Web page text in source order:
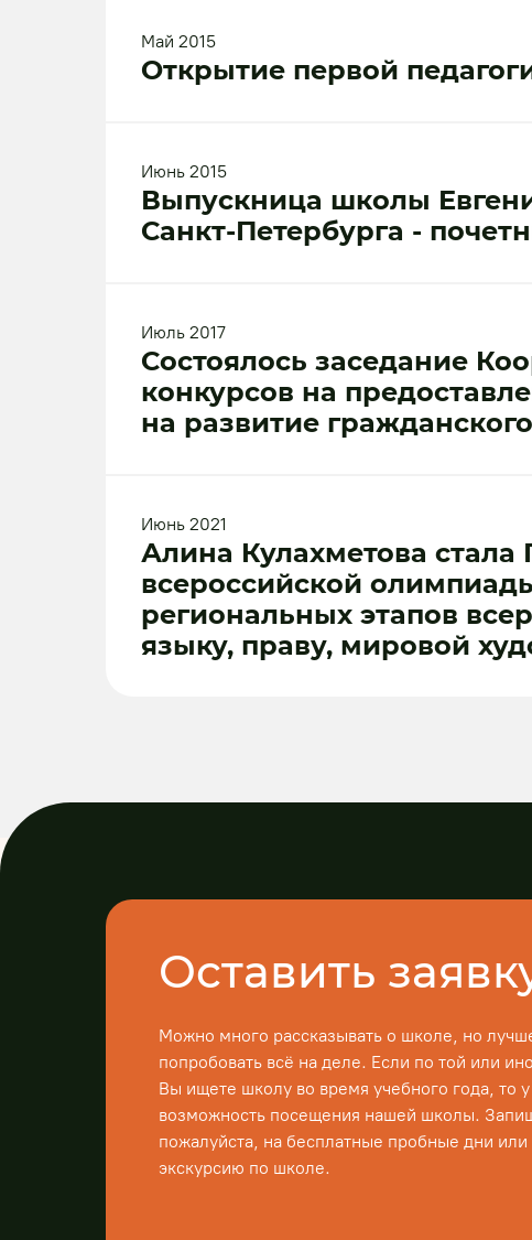
Май 2015
Открытие первой
Июнь 2015
Выпускница школы
Санкт-Петербурга -
Июль 2017
Состоялось заседание
конкурсов на
на развитие
Июнь 2021
Алина Кулахметова стала
всероссийской
региональных этапов
языку, праву, мировой
Оставить
Можно много рассказывать о школе, но
попробовать всё на деле. Если по той или
Вы ищете школу во время учебного года, то у
возможность посещения нашей школы.
пожалуйста, на бесплатные пробные дни или
экскурсию по школе.